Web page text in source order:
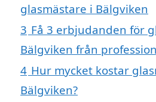
glasmästare i Bälgviken
3 Få 3 erbjudanden för
Bälgviken från
4 Hur mycket kostar
Bälgviken?